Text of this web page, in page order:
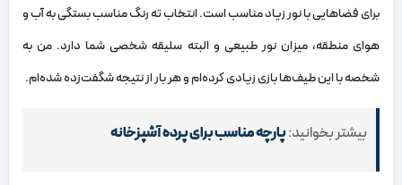
برای فضاهایی با نور زیاد مناسب است. انتخاب ته رنگ مناسب بستگی به آب و
هوای منطقه، میزان نور طبیعی و البته سلیقه شخصی شما دارد. من به
شخصه با این طیف‌ها بازی زیادی کرده‌ام و هر بار از نتیجه شگفت‌زده شده‌ام.
بیشتر بخوانید:پارچه مناسب برای پرده آشپزخانه